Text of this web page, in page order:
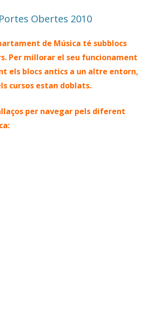
Obertes 2010
de Música té subblocs
Per millorar el seu funcionament
els blocs antics a un altre entorn,
cursos estan doblats.
per navegar pels diferent